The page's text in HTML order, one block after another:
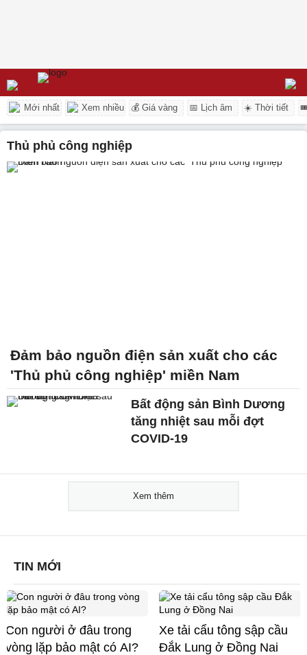
Mới nhất Xem nhiều 💰 Giá vàng 📅 Lịch âm ☀️ Thời tiết
thủ phủ công nghiệp
Đảm bảo nguồn điện sản xuất cho các
'Thủ phủ công nghiệp' miền Nam
Bất động sản Bình Dương
tăng nhiệt sau mỗi đợt
COVID-19
Xem thêm
TIN MỚI
Con người ở đâu trong
vòng lặp bảo mật có AI?
Xe tải cẩu tông sập cầu
Đắk Lung ở Đồng Nai